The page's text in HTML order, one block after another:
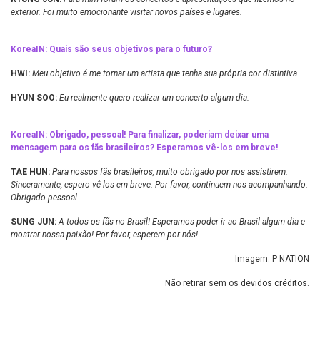
exterior. Foi muito emocionante visitar novos países e lugares.
KoreaIN: Quais são seus objetivos para o futuro?
HWI: Meu objetivo é me tornar um artista que tenha sua própria cor distintiva.
HYUN SOO: Eu realmente quero realizar um concerto algum dia.
KoreaIN: Obrigado, pessoal! Para finalizar, poderiam deixar uma
mensagem para os fãs brasileiros? Esperamos vê-los em breve!
TAE HUN: Para nossos fãs brasileiros, muito obrigado por nos assistirem.
Sinceramente, espero vê-los em breve. Por favor, continuem nos acompanhando.
Obrigado pessoal.
SUNG JUN: A todos os fãs no Brasil! Esperamos poder ir ao Brasil algum dia e
mostrar nossa paixão! Por favor, esperem por nós!
Imagem: P NATION
Não retirar sem os devidos créditos.